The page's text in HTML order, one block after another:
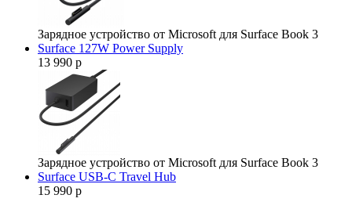
Зарядное устройство от Microsoft для Surface Book 3
Surface 127W Power Supply
13 990 р
Зарядное устройство от Microsoft для Surface Book 3
Surface USB-C Travel Hub
15 990 р